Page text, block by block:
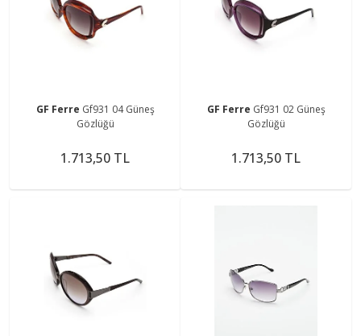
GF Ferre Gf931 04 Güneş
Gözlüğü
1.713,50 TL
GF Ferre Gf931 02 Güneş
Gözlüğü
1.713,50 TL